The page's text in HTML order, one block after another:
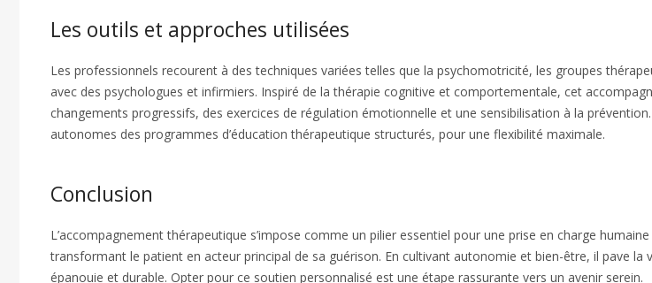
Les outils et approches utilisées
Les professionnels recourent à des techniques variées telles que la psychomotricité, les groupes
avec des psychologues et infirmiers. Inspiré de la thérapie cognitive et comportementale, cet
changements progressifs, des exercices de régulation émotionnelle et une sensibilisation à la
autonomes des programmes d’éducation thérapeutique structurés, pour une flexibilité maximale.
Conclusion
L’accompagnement thérapeutique s’impose comme un pilier essentiel pour une prise en charge
transformant le patient en acteur principal de sa guérison. En cultivant autonomie et bien-être, il pave la
épanouie et durable. Opter pour ce soutien personnalisé est une étape rassurante vers un avenir serein.